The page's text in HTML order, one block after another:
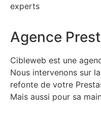
experts
Agence
Cibleweb est une
Nous intervenons sur
refonte de votre
Mais aussi pour sa